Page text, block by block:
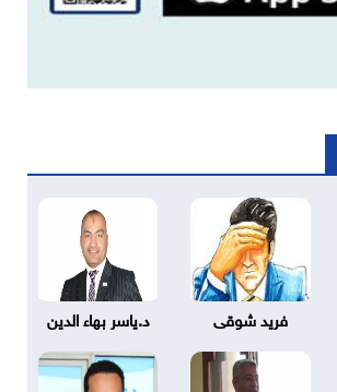
فريد شوقى د.ياسر بهاء الدين